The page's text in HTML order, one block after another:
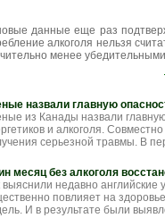
данные еще раз
алкоголя нельзя
менее
назвали главную
из Канады назвали
и алкоголя.
серьезной травмы. В
месяц без алкоголя
выяснили недавно английские
повлияет на
И в результате были